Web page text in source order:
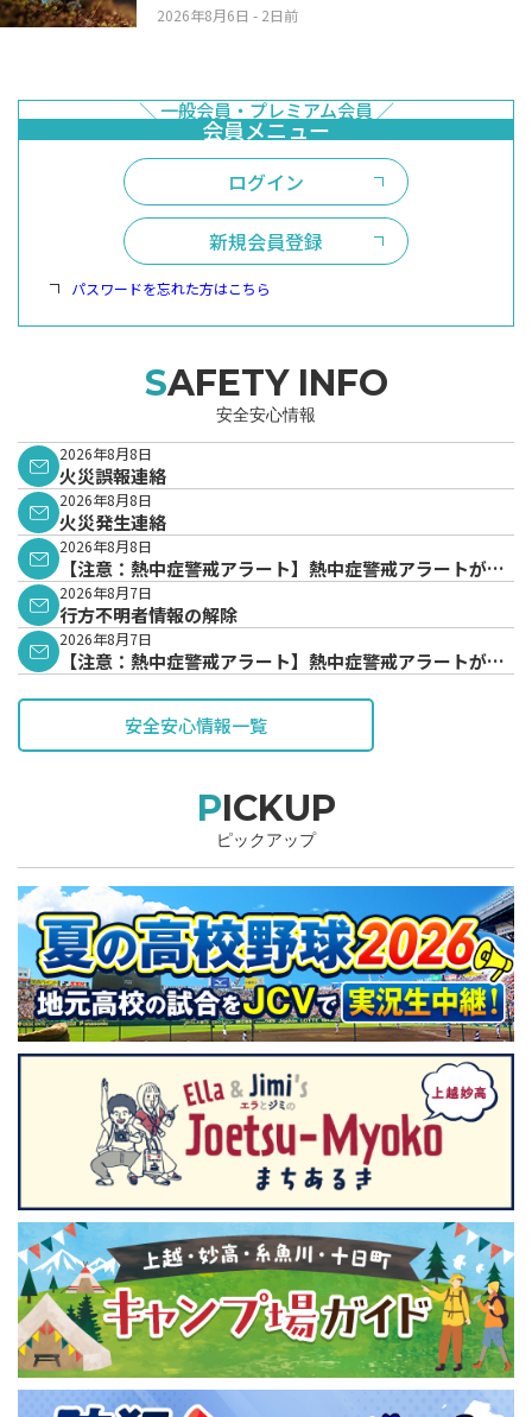
2026年8月6日 - 2日前
ログイン
新規会員登録
パスワードを忘れた方はこちら
SAFETY INFO
安全安心情報
2026年8月8日
火災誤報連絡
2026年8月8日
火災発生連絡
2026年8月8日
【注意：熱中症警戒アラート】熱中症警戒アラートが発
表されています。
2026年8月7日
行方不明者情報の解除
2026年8月7日
【注意：熱中症警戒アラート】熱中症警戒アラートが発
安全安心情報一覧
PICKUP
ピックアップ